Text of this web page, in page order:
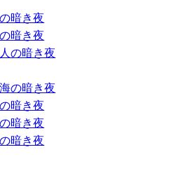
暗き夜
暗き夜
の暗き夜
の暗き夜
暗き夜
暗き夜
暗き夜